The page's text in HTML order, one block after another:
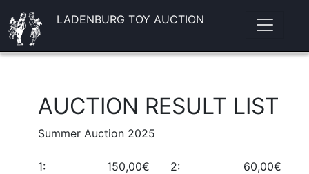
LADENBURG TOY AUCTION
AUCTION RESULT LIST
Summer Auction 2025
1: 150,00€ 2:
60,00€